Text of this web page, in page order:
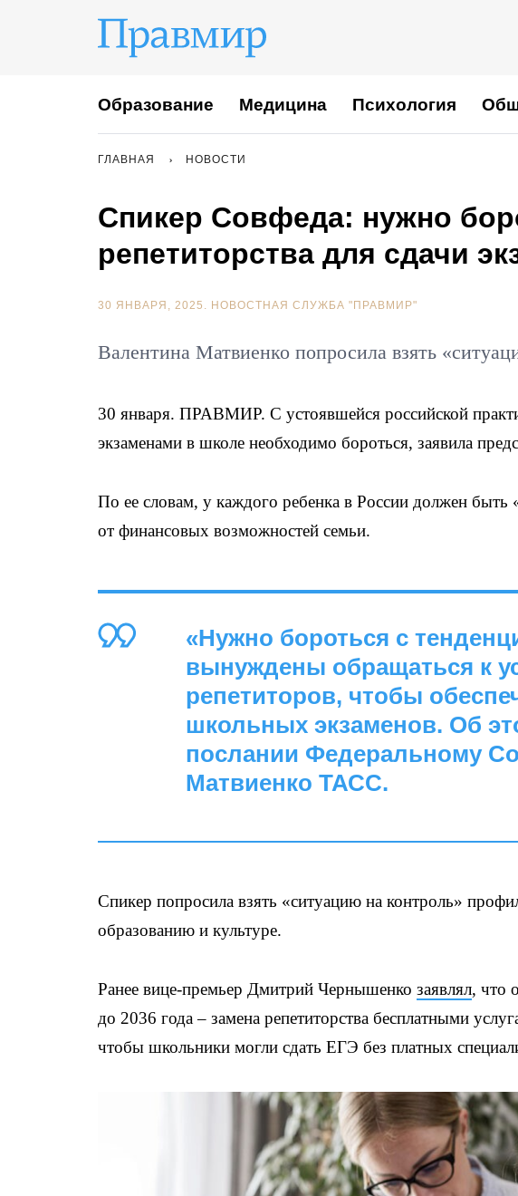
Образование Медицина Психология
ГЛАВНАЯ НОВОСТИ
Спикер Совфеда: нужно
репетиторства для сдачи
30 ЯНВАРЯ, 2025. НОВОСТНАЯ СЛУЖБА "ПРАВМИР"
Валентина Матвиенко попросила взять
30 января. ПРАВМИР. С устоявшейся российской
экзаменами в школе необходимо бороться, заявила
По ее словам, у каждого ребенка в России должен
от финансовых возможностей семьи.
«Нужно бороться с
вынуждены обращаться к
репетиторов, чтобы
школьных экзаменов. Об
послании Федеральному
Матвиенко ТАСС.
Спикер попросила взять «ситуацию на контроль»
образованию и культуре.
Ранее вице-премьер Дмитрий Чернышенко заявлял, что
до 2036 года – замена репетиторства бесплатными
чтобы школьники могли сдать ЕГЭ без платных